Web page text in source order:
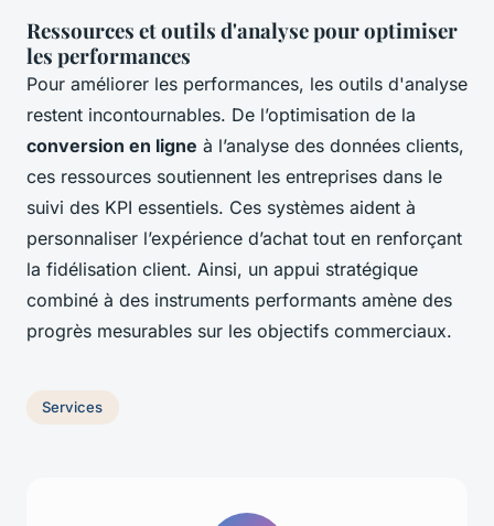
Ressources et outils d'analyse pour optimiser
les performances
Pour améliorer les performances, les outils d'analyse
restent incontournables. De l’optimisation de la
conversion en ligne à l’analyse des données clients,
ces ressources soutiennent les entreprises dans le
suivi des KPI essentiels. Ces systèmes aident à
personnaliser l’expérience d’achat tout en renforçant
la fidélisation client. Ainsi, un appui stratégique
combiné à des instruments performants amène des
progrès mesurables sur les objectifs commerciaux.
Services